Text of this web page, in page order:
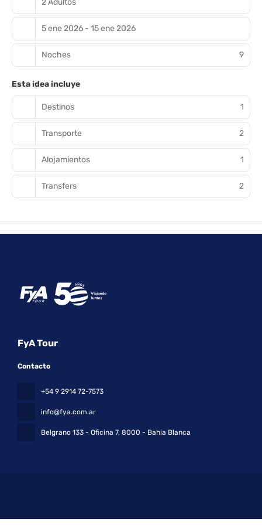
2 Adultos
5 ene 2026 - 15 ene 2026
Noches 9
Esta idea incluye
Destinos 1
Transporte 2
Alojamientos 1
Transfers 2
FyA Tour
Contacto
+54 9 2914 72-7573
info@fya.com.ar
Belgrano 133 - Oficina 7, 8000 - Bahia Blanca